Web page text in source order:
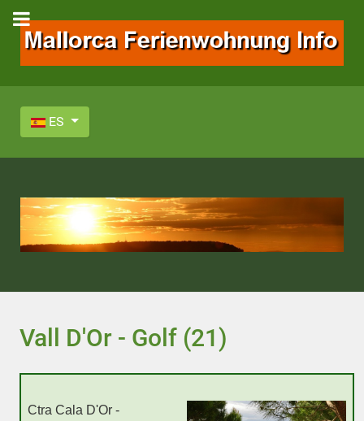
Seleccione su idioma
ES
Vall D'Or - Golf (21)
Ctra Cala D'Or -